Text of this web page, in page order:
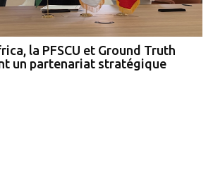
de l'UM6P accueille la 2ᵉ cohorte
la PFSCU et Ground Truth
un partenariat stratégique